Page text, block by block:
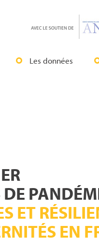
Les données
DE
ET
EN